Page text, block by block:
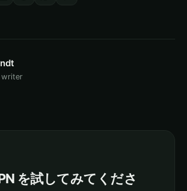
writer
を試してみてくださ